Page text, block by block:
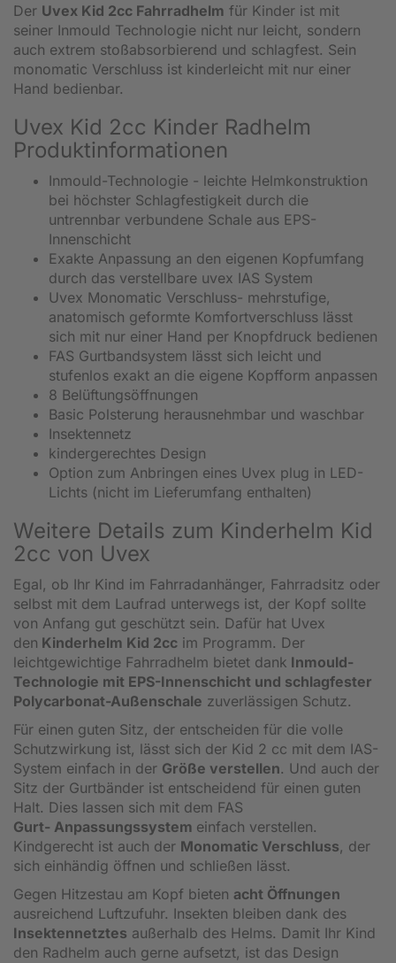
Der Uvex Kid 2cc Fahrradhelm für Kinder ist mit
seiner Inmould Technologie nicht nur leicht, sondern
auch extrem stoßabsorbierend und schlagfest. Sein
monomatic Verschluss ist kinderleicht mit nur einer
Hand bedienbar.
Uvex Kid 2cc Kinder Radhelm
Produktinformationen
Inmould-Technologie - leichte Helmkonstruktion
bei höchster Schlagfestigkeit durch die
untrennbar verbundene Schale aus EPS-
Innenschicht
Exakte Anpassung an den eigenen Kopfumfang
durch das verstellbare uvex IAS System
Uvex Monomatic Verschluss- mehrstufige,
anatomisch geformte Komfortverschluss lässt
sich mit nur einer Hand per Knopfdruck bedienen
FAS Gurtbandsystem lässt sich leicht und
stufenlos exakt an die eigene Kopfform anpassen
8 Belüftungsöffnungen
Basic Polsterung herausnehmbar und waschbar
Insektennetz
kindergerechtes Design
Option zum Anbringen eines Uvex plug in LED-
Lichts (nicht im Lieferumfang enthalten)
Weitere Details zum Kinderhelm Kid
2cc von Uvex
Egal, ob Ihr Kind im Fahrradanhänger, Fahrradsitz oder
selbst mit dem Laufrad unterwegs ist, der Kopf sollte
von Anfang gut geschützt sein. Dafür hat Uvex
den Kinderhelm Kid 2cc im Programm. Der
leichtgewichtige Fahrradhelm bietet dank Inmould-
Technologie mit EPS-Innenschicht und schlagfester
Polycarbonat-Außenschale zuverlässigen Schutz.
Für einen guten Sitz, der entscheiden für die volle
Schutzwirkung ist, lässt sich der Kid 2 cc mit dem IAS-
System einfach in der Größe verstellen. Und auch der
Sitz der Gurtbänder ist entscheidend für einen guten
Halt. Dies lassen sich mit dem FAS
Gurt- Anpassungssystem einfach verstellen.
Kindgerecht ist auch der Monomatic Verschluss, der
sich einhändig öffnen und schließen lässt.
Gegen Hitzestau am Kopf bieten acht Öffnungen
ausreichend Luftzufuhr. Insekten bleiben dank des
Insektennetztes außerhalb des Helms. Damit Ihr Kind
den Radhelm auch gerne aufsetzt, ist das Design